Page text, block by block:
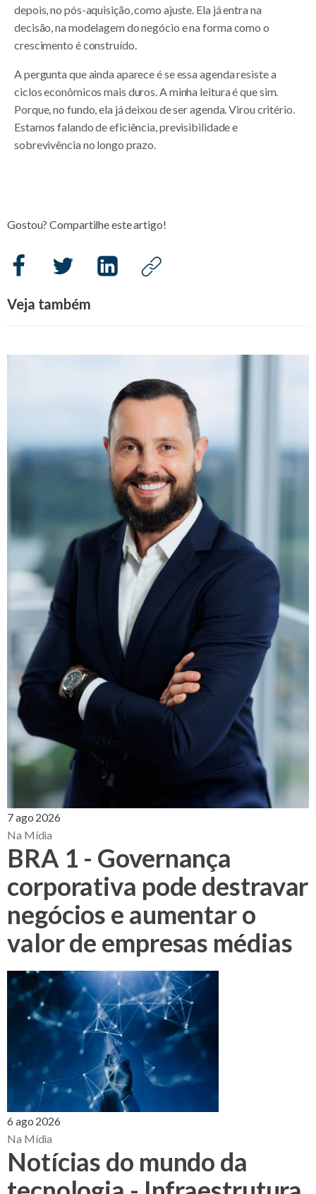
depois, no pós-aquisição, como ajuste. Ela já entra na
decisão, na modelagem do negócio e na forma como o
crescimento é construído.
A pergunta que ainda aparece é se essa agenda resiste a
ciclos econômicos mais duros. A minha leitura é que sim.
Porque, no fundo, ela já deixou de ser agenda. Virou critério.
Estamos falando de eficiência, previsibilidade e
sobrevivência no longo prazo.
Gostou? Compartilhe este artigo!
Veja também
7 ago 2026
Na Mídia
BRA 1 - Governança
corporativa pode destravar
negócios e aumentar o
valor de empresas médias
6 ago 2026
Na Mídia
Notícias do mundo da